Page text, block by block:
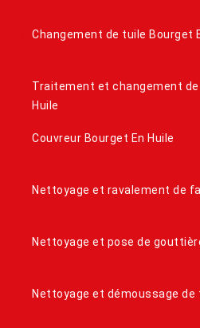
Changement de tuile Bourget
Traitement et changement
Huile
Couvreur Bourget En Huile
Nettoyage et ravalement de
Nettoyage et pose de
Nettoyage et démoussage de